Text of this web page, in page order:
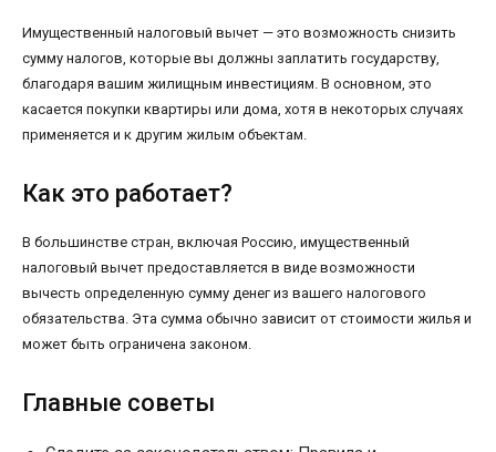
Имущественный налоговый вычет — это возможность снизить
сумму налогов, которые вы должны заплатить государству,
благодаря вашим жилищным инвестициям. В основном, это
касается покупки квартиры или дома, хотя в некоторых случаях
применяется и к другим жилым объектам.
Как это работает?
В большинстве стран, включая Россию, имущественный
налоговый вычет предоставляется в виде возможности
вычесть определенную сумму денег из вашего налогового
обязательства. Эта сумма обычно зависит от стоимости жилья и
может быть ограничена законом.
Главные советы